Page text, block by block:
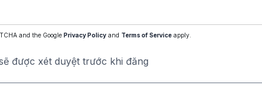
and the Google Privacy Policy and Terms of Service apply.
được xét duyệt trước khi đăng